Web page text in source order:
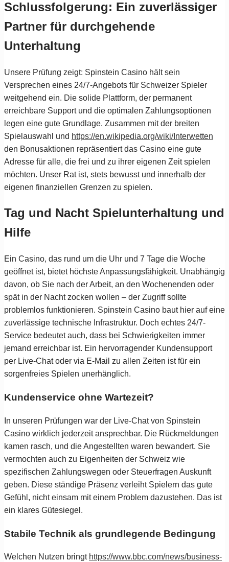
Schlussfolgerung: Ein zuverlässiger
Partner für durchgehende
Unterhaltung
Unsere Prüfung zeigt: Spinstein Casino hält sein
Versprechen eines 24/7-Angebots für Schweizer Spieler
weitgehend ein. Die solide Plattform, der permanent
erreichbare Support und die optimalen Zahlungsoptionen
legen eine gute Grundlage. Zusammen mit der breiten
Spielauswahl und https://en.wikipedia.org/wiki/Interwetten
den Bonusaktionen repräsentiert das Casino eine gute
Adresse für alle, die frei und zu ihrer eigenen Zeit spielen
möchten. Unser Rat ist, stets bewusst und innerhalb der
eigenen finanziellen Grenzen zu spielen.
Tag und Nacht Spielunterhaltung und
Hilfe
Ein Casino, das rund um die Uhr und 7 Tage die Woche
geöffnet ist, bietet höchste Anpassungsfähigkeit. Unabhängig
davon, ob Sie nach der Arbeit, an den Wochenenden oder
spät in der Nacht zocken wollen – der Zugriff sollte
problemlos funktionieren. Spinstein Casino baut hier auf eine
zuverlässige technische Infrastruktur. Doch echtes 24/7-
Service bedeutet auch, dass bei Schwierigkeiten immer
jemand erreichbar ist. Ein hervorragender Kundensupport
per Live-Chat oder via E-Mail zu allen Zeiten ist für ein
sorgenfreies Spielen unerhänglich.
Kundenservice ohne Wartezeit?
In unseren Prüfungen war der Live-Chat von Spinstein
Casino wirklich jederzeit ansprechbar. Die Rückmeldungen
kamen rasch, und die Angestellten waren bewandert. Sie
vermochten auch zu Eigenheiten der Schweiz wie
spezifischen Zahlungswegen oder Steuerfragen Auskunft
geben. Diese ständige Präsenz verleiht Spielern das gute
Gefühl, nicht einsam mit einem Problem dazustehen. Das ist
ein klares Gütesiegel.
Stabile Technik als grundlegende Bedingung
Welchen Nutzen bringt https://www.bbc.com/news/business-